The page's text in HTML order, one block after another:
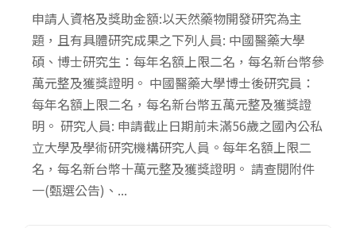
申請人資格及獎助金額:以天然藥物開發研究為主
題，且有具體研究成果之下列人員: 中國醫藥大學
碩、博士研究生：每年名額上限二名，每名新台幣參
萬元整及獲獎證明。 中國醫藥大學博士後研究員：
每年名額上限二名，每名新台幣五萬元整及獲獎證
明。 研究人員: 申請截止日期前未滿56歲之國內公私
立大學及學術研究機構研究人員。每年名額上限二
名，每名新台幣十萬元整及獲獎證明。 請查閱附件
一(甄選公告)、...